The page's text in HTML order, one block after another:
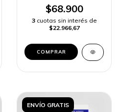
$68.900
3 cuotas sin interés de
$22.966,67
COMPRAR
ENVÍO GRATIS